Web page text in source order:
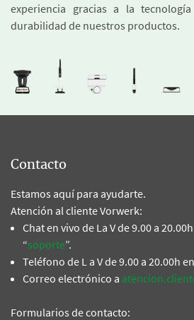
experiencia gracias a la
durabilidad de nuestros productos.
Contacto
Estamos aquí para ayudarte.
Atención al cliente Vorwerk:
Chat en vivo de La V de 9.00 a
“soporte”.
Teléfono de L a V de 9.00 a 20.00h
Correo electrónico a
Formularios de contacto: